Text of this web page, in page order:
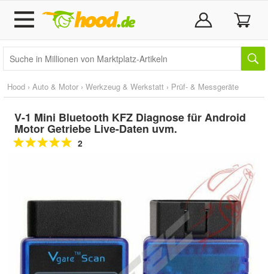
Hood › Auto & Motor › Werkzeug & Werkstatt › Prüf- & Messgeräte
V-1 Mini Bluetooth KFZ Diagnose für Android
Motor Getriebe Live-Daten uvm.
2